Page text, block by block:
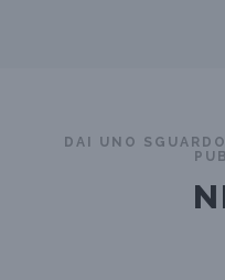
DAI UNO